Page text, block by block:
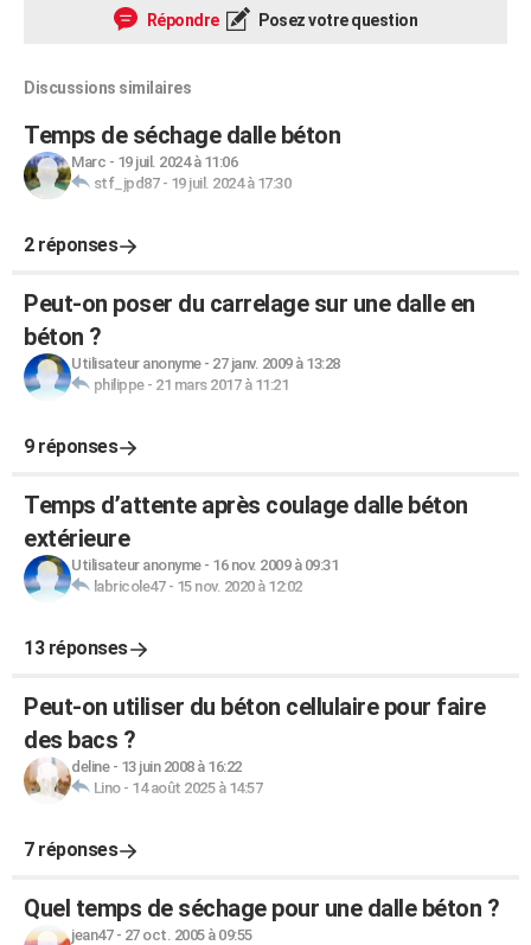
Répondre Posez votre question
Discussions similaires
Temps de séchage dalle béton
Marc - 19 juil. 2024 à 11:06
stf_jpd87- 19 juil. 2024 à 17:30
2 réponses
Peut-on poser du carrelage sur une dalle en
béton ?
Utilisateur anonyme- 27 janv. 2009 à 13:28
philippe- 21 mars 2017 à 11:21
9 réponses
Temps d’attente après coulage dalle béton
extérieure
Utilisateur anonyme- 16 nov. 2009 à 09:31
labricole47- 15 nov. 2020 à 12:02
13 réponses
Peut-on utiliser du béton cellulaire pour faire
des bacs ?
deline- 13 juin 2008 à 16:22
Lino- 14 août 2025 à 14:57
7 réponses
Quel temps de séchage pour une dalle béton ?
jean47- 27 oct. 2005 à 09:55